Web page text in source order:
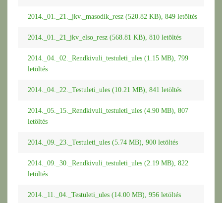
2014._01._21._jkv._masodik_resz (520.82 KB), 849 letöltés
2014._01._21_jkv_elso_resz (568.81 KB), 810 letöltés
2014._04._02._Rendkivuli_testuleti_ules (1.15 MB), 799
letöltés
2014._04._22._Testuleti_ules (10.21 MB), 841 letöltés
2014._05._15._Rendkivuli_testuleti_ules (4.90 MB), 807
letöltés
2014._09._23._Testuleti_ules (5.74 MB), 900 letöltés
2014._09._30._Rendkivuli_testuleti_ules (2.19 MB), 822
letöltés
2014._11._04._Testuleti_ules (14.00 MB), 956 letöltés